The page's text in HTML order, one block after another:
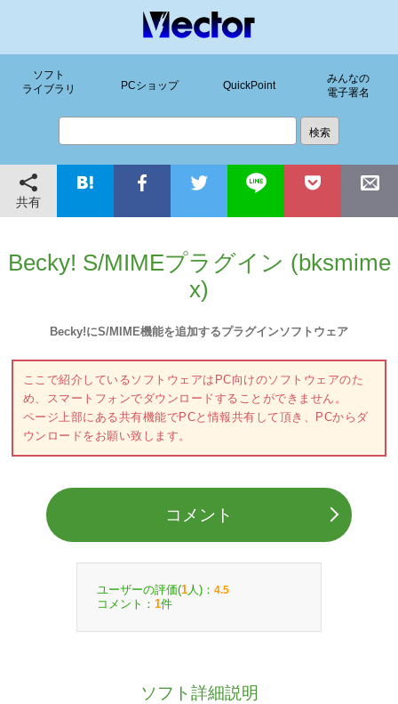
ソフト
ライブラリ
PCショップ QuickPoint
みんなの
電子署名
共有
Becky! S/MIMEプラグイン (bksmime
x)
Becky!にS/MIME機能を追加するプラグインソフトウェア
ここで紹介しているソフトウェアはPC向けのソフトウェアのた
め、スマートフォンでダウンロードすることができません。
ページ上部にある共有機能でPCと情報共有して頂き、PCからダ
ウンロードをお願い致します。
コメント
ユーザーの評価(1 人)： 4.5
コメント： 1件
ソフト詳細説明